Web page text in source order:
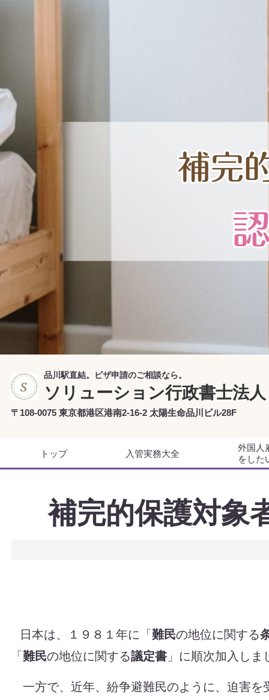
品川駅直結。ビザ申請のご相談なら。
ソリューション行政書士法人
〒108-0075 東京都港区港南2-16-2 太陽生命品川ビル28F
トップ 入管実務大全
外国人
をした
補完的保護対象
日本は、１９８１年に「難民の地位に関する
「難民の地位に関する議定書 」に順次加入しま
一方で、近年、紛争避難民のように、迫害を